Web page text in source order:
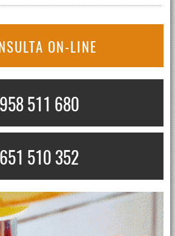
ON-LINE
958 511 680
651 510 352